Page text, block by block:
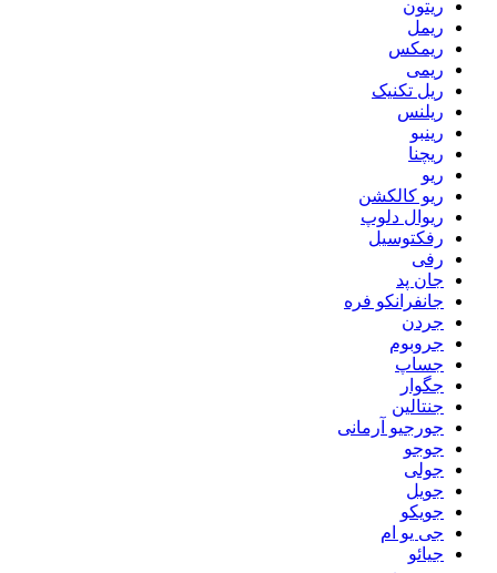
ریتون
ریمل
ریمکس
ریمی
ریل تکنیک
ریلنس
رینبو
ریچنا
ریو
ریو کالکشن
ریوال دلوپ
رفکتوسیل
رفی
جان پد
جانفرانکو فره
جردن
جروبوم
جساپ
جگوار
جنتالین
جورجیو آرمانی
جوجو
جولی
جویل
جویکو
جی یو ام
جیائو